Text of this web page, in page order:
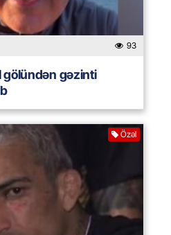
93
gölündən gəzinti
Özəl